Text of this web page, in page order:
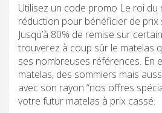
Utilisez un code promo Le roi du
réduction pour bénéficier de prix
Jusqu’à 80% de remise sur
trouverez à coup sûr le matelas
ses nombreuses références. En
matelas, des sommiers mais
avec son rayon “nos offres
votre futur matelas à prix cassé.